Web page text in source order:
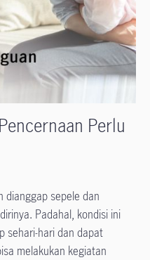
Perlu
dianggap sepele dan
Padahal, kondisi ini
sehari-hari dan dapat
melakukan kegiatan